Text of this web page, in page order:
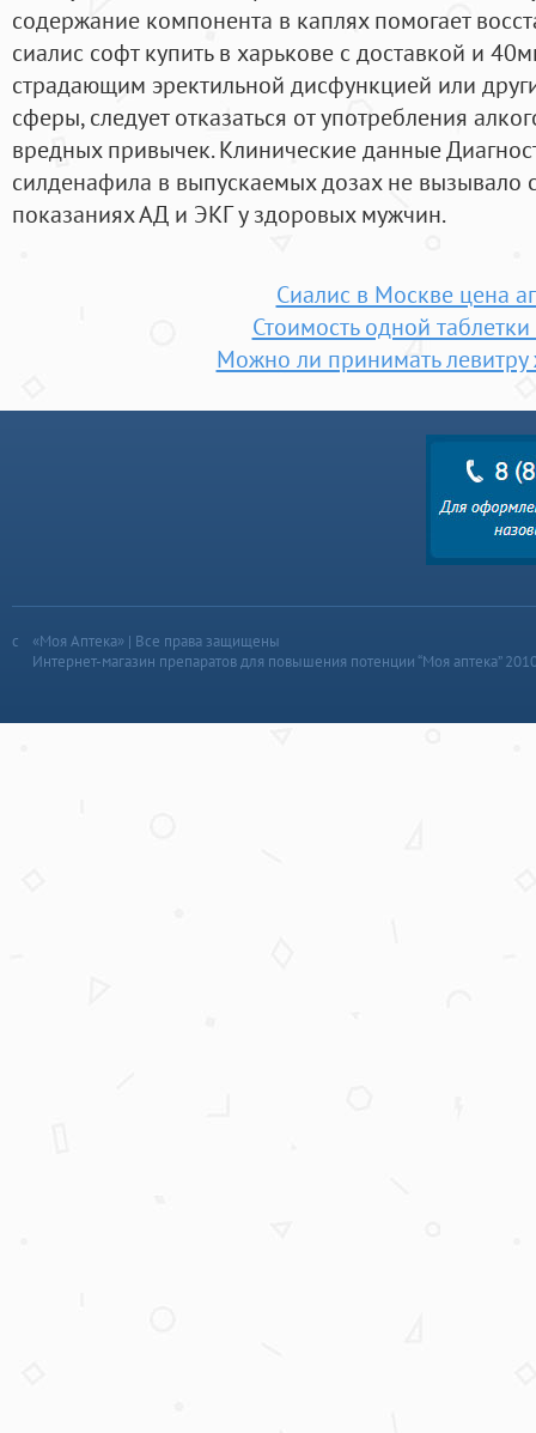
содержание компонента в каплях помогает
сиалис софт купить в харькове с доставкой и
страдающим эректильной дисфункцией или
сферы, следует отказаться от употребления
вредных привычек. Клинические данные
силденафила в выпускаемых дозах не вызывало
показаниях АД и ЭКГ у здоровых мужчин.
Сиалис в Москве цена
Стоимость одной
Можно ли принимать
«Моя Аптека» | Все права защищены
Интернет-магазин препаратов для повышения потенции “Моя аптека”